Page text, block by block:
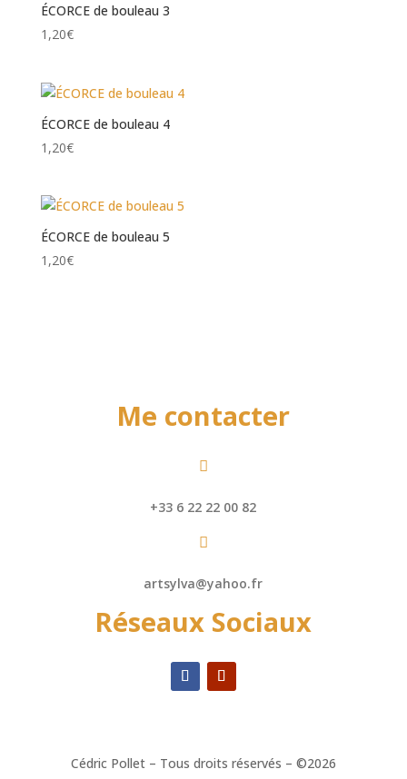
ÉCORCE de bouleau 3
1,20€
ÉCORCE de bouleau 4
1,20€
ÉCORCE de bouleau 5
1,20€
Me contacter

+33 6 22 22 00 82

artsylva@yahoo.fr
Réseaux Sociaux
Cédric Pollet – Tous droits réservés – ©2026